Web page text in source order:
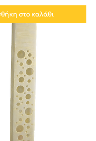
στο καλάθι